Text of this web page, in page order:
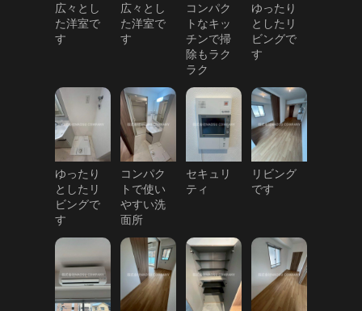
広々とし
た洋室で
す
広々とし
た洋室で
す
コンパク
トなキッ
チンで掃
除もラク
ラク
ゆったり
としたリ
ビングで
す
ゆったり
としたリ
ビングで
す
コンパク
トで使い
やすい洗
面所
セキュリ
ティ
リビング
です